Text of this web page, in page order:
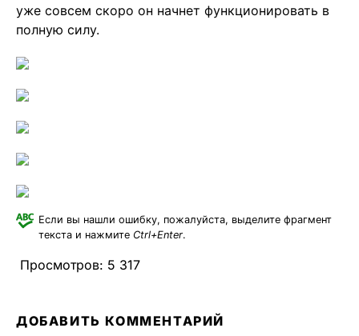
уже совсем скоро он начнет функционировать в
полную силу.
Если вы нашли ошибку, пожалуйста, выделите фрагмент
текста и нажмите Ctrl+Enter.
Просмотров: 5 317
ДОБАВИТЬ КОММЕНТАРИЙ